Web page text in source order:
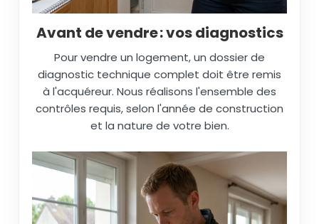
Avant de vendre : vos diagnostics
Pour vendre un logement, un dossier de
diagnostic technique complet doit être remis
à l'acquéreur. Nous réalisons l'ensemble des
contrôles requis, selon l'année de construction
et la nature de votre bien.